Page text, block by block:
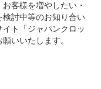
客様を増やしたい・
討中等のお知り合い
ト「ジャパンクロッ
いいたします。